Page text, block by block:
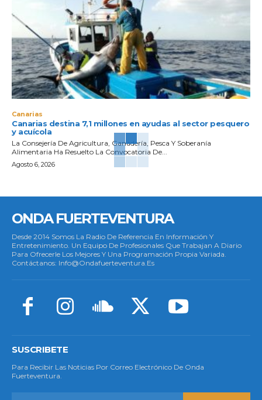
Canarias
Canarias destina 7,1 millones en ayudas al sector pesquero
y acuícola
La Consejería De Agricultura, Ganadería, Pesca Y Soberanía
Alimentaria Ha Resuelto La Convocatoria De...
Agosto 6, 2026
ONDA FUERTEVENTURA
Desde 2014 Somos La Radio De Referencia En Información Y
Entretenimiento. Un Equipo De Profesionales Que Trabajan A Diario
Para Ofrecerle Los Mejores Y Una Programación Propia Variada.
Contáctanos: Info@ondafuerteventura.es
SUSCRIBETE
Para Recibir Las Noticias Por Correo Electrónico De Onda
Fuerteventura.